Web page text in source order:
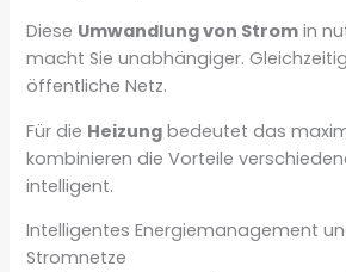
Diese Umwandlung von Strom in
macht Sie unabhängiger.
öffentliche Netz.
Für die Heizung bedeutet das
kombinieren die Vorteile
intelligent.
Intelligentes Energiemanagement
Stromnetze